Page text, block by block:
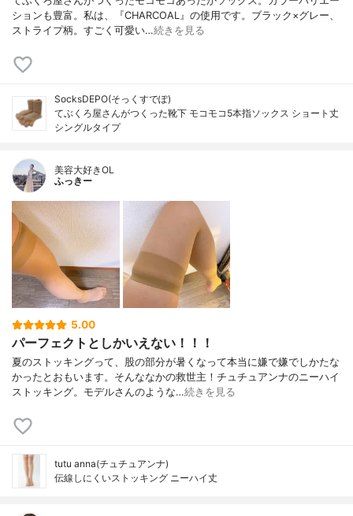
ションも豊富。私は、『CHARCOAL』の使用です。ブラック×グレー、
ストライプ柄。すごく可愛い…続きを見る
SocksDEPO(そっくすでぽ)
てぶくろ屋さんがつくった靴下 モコモコ5本指ソックス ショート丈
シングルタイプ
美容大好きOL
ふっきー
5.00
パーフェクトとしかいえない！！！
夏のストッキングって、股の部分が暑くなって本当に嫌で嫌でしかたな
かったとおもいます。そんななかの救世主！チュチュアンナのニーハイ
ストッキング。モデルさんのような…続きを見る
tutu anna(チュチュアンナ)
伝線しにくいストッキング ニーハイ丈